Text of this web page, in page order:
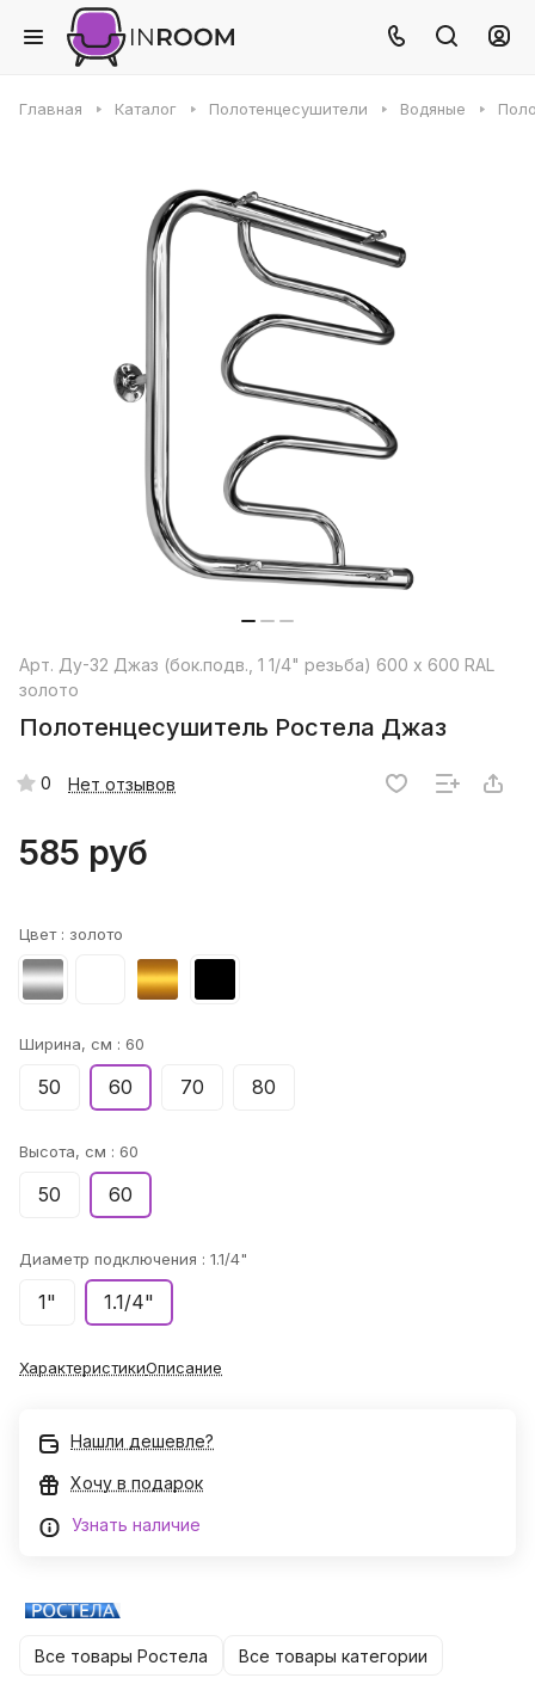
Главная Каталог Полотенцесушители Водяные
Арт. Ду-32 Джаз (бок.подв., 1 1/4" резьба) 600 x 600 RAL
золото
Полотенцесушитель Ростела Джаз
0 Нет отзывов
585 руб
Цвет : золото
Ширина, см : 60
50 60 70 80
Высота, см : 60
50 60
Диаметр подключения : 1.1/4"
1" 1.1/4"
ХарактеристикиОписание
Нашли дешевле?
Хочу в подарок
Узнать наличие
Все товары Ростела Все товары категории